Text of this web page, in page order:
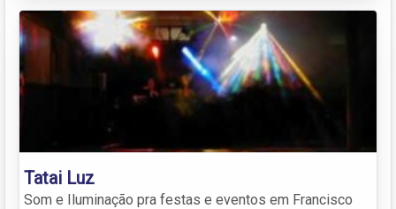
Tatai Luz
Som e Iluminação pra festas e eventos em Francisco